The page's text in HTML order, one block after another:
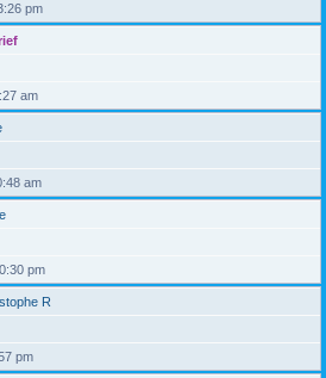
pm
am
am
pm
R
pm